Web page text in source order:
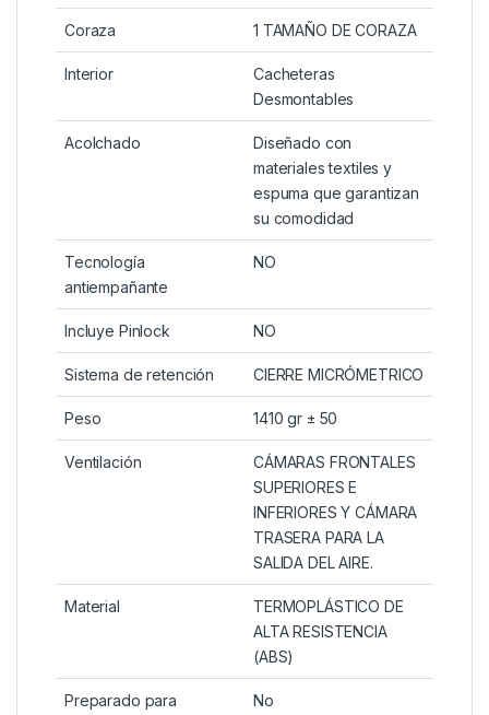
Coraza 1 TAMAÑO DE CORAZA
Interior
Cacheteras
Desmontables
Acolchado
Diseñado con
materiales textiles y
espuma que garantizan
su comodidad
Tecnología
antiempañante
NO
Incluye Pinlock NO
Sistema de retención CIERRE MICRÓMETRICO
Peso 1410 gr ± 50
Ventilación
CÁMARAS FRONTALES
SUPERIORES E
INFERIORES Y CÁMARA
TRASERA PARA LA
SALIDA DEL AIRE.
Material
TERMOPLÁSTICO DE
ALTA RESISTENCIA
(ABS)
Preparado para
No